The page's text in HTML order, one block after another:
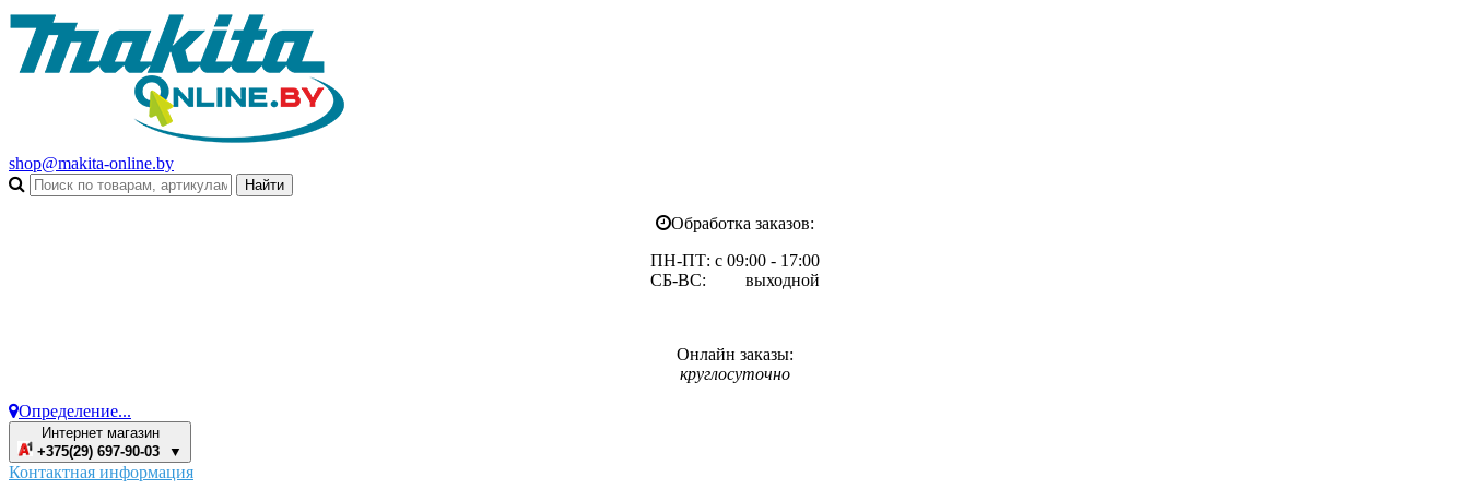
shop@makita-online.by
Обработка заказов:
ПН-ПТ: с 09:00 - 17:00
СБ-ВС: выходной
Онлайн заказы:
круглосуточно
Определение...
Интернет магазин
+375(29) 697-90-03 ▼
Контактная информация